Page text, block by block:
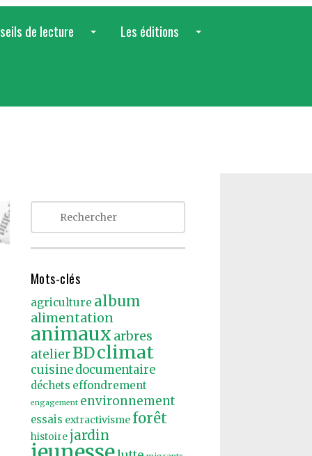
de lecture
Les éditions
Mots-clés
agriculture album
alimentation
animaux arbres
atelier BDclimat
cuisine documentaire
déchets effondrement
engagement environnement
essais extractivisme forêt
histoire jardin